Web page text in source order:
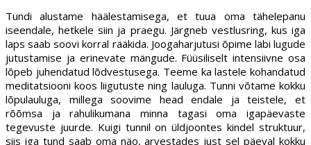
Tundi alustame häälestamisega, et tuua oma tähelepanu
iseendale, hetkele siin ja praegu. Järgneb vestlusring, kus iga
laps saab soovi korral rääkida. Joogaharjutusi õpime läbi lugude
jutustamise ja erinevate mängude. Füüsiliselt intensiivne osa
lõpeb juhendatud lõdvestusega. Teeme ka lastele kohandatud
meditatsiooni koos liigutuste ning lauluga. Tunni võtame kokku
lõpulauluga, millega soovime head endale ja teistele, et
rõõmsa ja rahulikumana minna tagasi oma igapäevaste
tegevuste juurde. Kuigi tunnil on üldjoontes kindel struktuur,
siis iga tund saab oma näo, arvestades just sel päeval kokku